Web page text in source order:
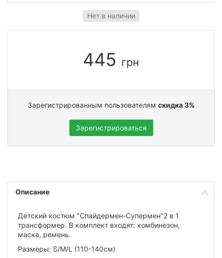
Нет в наличии
445 грн
Зарегистрированным пользователям скидка 3%
Зарегистрироваться
Описание
Детский костюм "Спайдермен-Супермен"2 в 1
трансформер. В комплект входят: комбинезон,
маска, ремень.
Размеры: S/M/L (110-140см)